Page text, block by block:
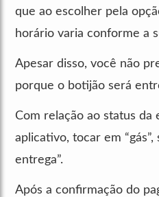
que ao escolher pela
horário varia conforme a
Apesar disso, você não
porque o botijão será
Com relação ao status da
aplicativo, tocar em
entrega”.
Após a confirmação do